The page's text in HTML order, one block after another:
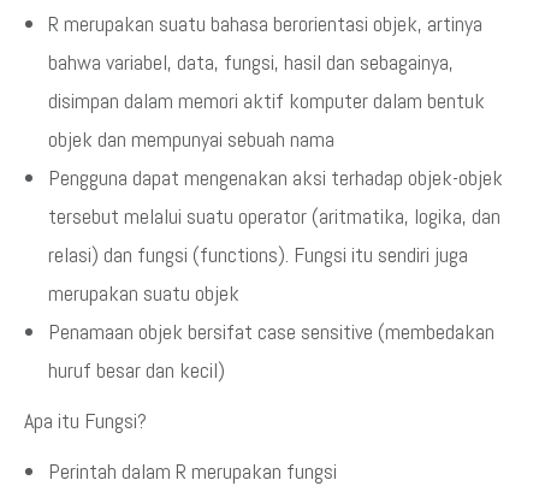
R merupakan suatu bahasa berorientasi objek, artinya
bahwa variabel, data, fungsi, hasil dan sebagainya,
disimpan dalam memori aktif komputer dalam bentuk
objek dan mempunyai sebuah nama
Pengguna dapat mengenakan aksi terhadap objek-objek
tersebut melalui suatu operator (aritmatika, logika, dan
relasi) dan fungsi (functions). Fungsi itu sendiri juga
merupakan suatu objek
Penamaan objek bersifat case sensitive (membedakan
huruf besar dan kecil)
Apa itu Fungsi?
Perintah dalam R merupakan fungsi